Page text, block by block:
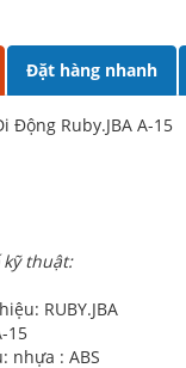
Đặt hàng nhanh
Động Ruby.JBA A-15
kỹ thuật:
RUBY.JBA
15
nhựa : ABS